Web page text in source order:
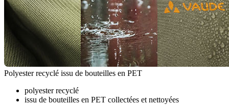
Polyester recyclé issu de bouteilles en PET
polyester recyclé
issu de bouteilles en PET collectées et nettoyées